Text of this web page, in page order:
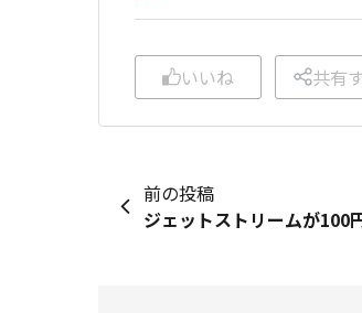
いいね 共有
前の投稿